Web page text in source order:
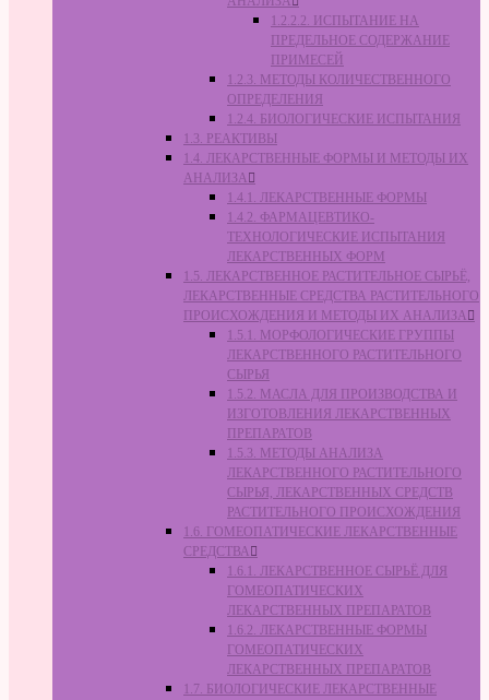
1.2.2.2. ИСПЫТАНИЕ НА
ПРЕДЕЛЬНОЕ СОДЕРЖАНИЕ
ПРИМЕСЕЙ
1.2.3. МЕТОДЫ КОЛИЧЕСТВЕННОГО
ОПРЕДЕЛЕНИЯ
1.2.4. БИОЛОГИЧЕСКИЕ ИСПЫТАНИЯ
1.3. РЕАКТИВЫ
1.4. ЛЕКАРСТВЕННЫЕ ФОРМЫ И МЕТОДЫ ИХ
АНАЛИЗА
1.4.1. ЛЕКАРСТВЕННЫЕ ФОРМЫ
1.4.2. ФАРМАЦЕВТИКО-
ТЕХНОЛОГИЧЕСКИЕ ИСПЫТАНИЯ
ЛЕКАРСТВЕННЫХ ФОРМ
1.5. ЛЕКАРСТВЕННОЕ РАСТИТЕЛЬНОЕ СЫРЬЁ,
ЛЕКАРСТВЕННЫЕ СРЕДСТВА РАСТИТЕЛЬНОГО
ПРОИСХОЖДЕНИЯ И МЕТОДЫ ИХ АНАЛИЗА
1.5.1. МОРФОЛОГИЧЕСКИЕ ГРУППЫ
ЛЕКАРСТВЕННОГО РАСТИТЕЛЬНОГО
СЫРЬЯ
1.5.2. МАСЛА ДЛЯ ПРОИЗВОДСТВА И
ИЗГОТОВЛЕНИЯ ЛЕКАРСТВЕННЫХ
ПРЕПАРАТОВ
1.5.3. МЕТОДЫ АНАЛИЗА
ЛЕКАРСТВЕННОГО РАСТИТЕЛЬНОГО
СЫРЬЯ, ЛЕКАРСТВЕННЫХ СРЕДСТВ
РАСТИТЕЛЬНОГО ПРОИСХОЖДЕНИЯ
1.6. ГОМЕОПАТИЧЕСКИЕ ЛЕКАРСТВЕННЫЕ
СРЕДСТВА
1.6.1. ЛЕКАРСТВЕННОЕ СЫРЬЁ ДЛЯ
ГОМЕОПАТИЧЕСКИХ
ЛЕКАРСТВЕННЫХ ПРЕПАРАТОВ
1.6.2. ЛЕКАРСТВЕННЫЕ ФОРМЫ
ГОМЕОПАТИЧЕСКИХ
ЛЕКАРСТВЕННЫХ ПРЕПАРАТОВ
1.7. БИОЛОГИЧЕСКИЕ ЛЕКАРСТВЕННЫЕ